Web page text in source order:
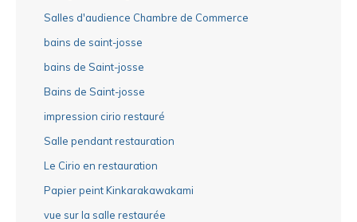
Salles d'audience Chambre de Commerce
bains de saint-josse
bains de Saint-josse
Bains de Saint-josse
impression cirio restauré
Salle pendant restauration
Le Cirio en restauration
Papier peint Kinkarakawakami
vue sur la salle restaurée